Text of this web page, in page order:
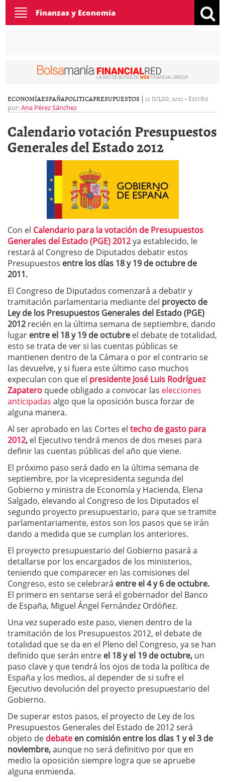
Toggle
navigation
Finanzas y Economía
ECONOMÍAESPAÑAPOLITICAPRESUPUESTOS | 11 JULIO, 2011 - Escrito
por:Ana Pérez Sánchez
Calendario votación Presupuestos
Generales del Estado 2012
Con el Calendario para la votación de Presupuestos
Generales del Estado (PGE) 2012ya establecido, le
restará al Congreso de Diputados debatir estos
Presupuestos entre los días 18 y 19 de octubre de
2011.
El Congreso de Diputados comenzará a debatir y
tramitación parlamentaria mediante del proyecto de
Ley de los Presupuestos Generales del Estado (PGE)
2012 recién en la última semana de septiembre, dando
lugar entre el 18 y 19 de octubre el debate de totalidad,
esto se trata de ver si las cuentas públicas se
mantienen dentro de la Cámara o por el contrario se
las devuelve, y si fuera este último caso muchos
expeculan con que el presidente José Luis Rodríguez
Zapatero quede obligado a convocar las elecciones
anticipadas algo que la oposición busca forzar de
alguna manera.
Al ser aprobado en las Cortes el techo de gasto para
2012, el Ejecutivo tendrá menos de dos meses para
definir las cuentas públicas del año que viene.
El próximo paso será dado en la última semana de
septiembre, por la vicepresidenta segunda del
Gobierno y ministra de Economía y Hacienda, Elena
Salgado, elevando al Congreso de los Diputados el
segundo proyecto presupuestario, para que se tramite
parlamentariamente, estos son los pasos que se irán
dando a medida que se cumplan los anteriores.
El proyecto presupuestario del Gobierno pasará a
detallarse por los encargados de los ministerios,
teniendo que comparecer en las comisiones del
Congreso, esto se celebrará entre el 4 y 6 de octubre.
El primero en sentarse será el gobernador del Banco
de España, Miguel Ángel Fernández Ordóñez.
Una vez superado este paso, vienen dentro de la
tramitación de los Presupuestos 2012, el debate de
totalidad que se da en el Pleno del Congreso, ya se han
definido que serán entre el 18 y el 19 de octubre, un
paso clave y que tendrá los ojos de toda la política de
España y los medios, al depender de si sufre el
Ejecutivo devolución del proyecto presupuestario del
Gobierno.
De superar estos pasos, el proyecto de Ley de los
Presupuestos Generales del Estado de 2012 será
objeto de debate en comisión entre los días 1 y el 3 de
noviembre,aunque no será definitivo por que en
medio la oposición siempre logra que se apruebe
alguna enmienda.